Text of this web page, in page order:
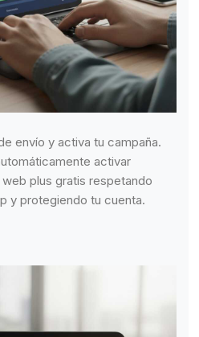
envío y activa tu campaña.
activar
plus gratis respetando
y protegiendo tu cuenta.